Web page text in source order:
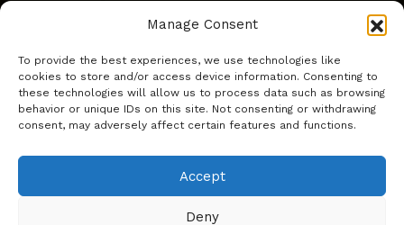
Manage Consent
To provide the best experiences, we use technologies like
cookies to store and/or access device information. Consenting to
these technologies will allow us to process data such as browsing
behavior or unique IDs on this site. Not consenting or withdrawing
consent, may adversely affect certain features and functions.
Accept
Deny
Bieži uzdoti jautājumi
Kur pirkt?
Sīkdatņu politika